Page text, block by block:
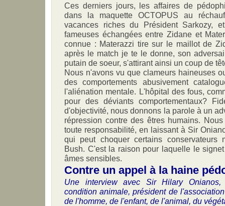
Ces derniers jours, les affaires de
dans la maquette OCTOPUS au
vacances riches du Président Sarkozy,
fameuses échangées entre Zidane et
connue : Materazzi tire sur le maillot de
après le match je te le donne, son
putain de soeur, s'attirant ainsi un coup de
Nous n'avons vu que clameurs haineuses
des comportements abusivement
l'aliénation mentale. L'hôpital des fous,
pour des déviants comportementaux?
d'objectivité, nous donnons la parole à un
répression contre des êtres humains.
toute responsabilité, en laissant à Sir
qui peut choquer certains conservateurs
Bush. C'est la raison pour laquelle le
âmes sensibles.
Contre un appel à la haine
Une interview avec Sir Hilary
condition animale, président de
de l'homme, de l'enfant, de l'animal, du